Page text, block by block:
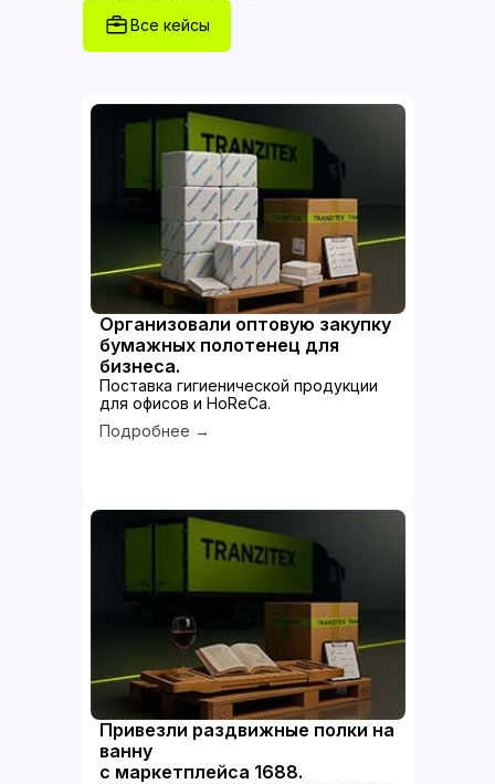
Все кейсы
Организовали оптовую закупку
бумажных полотенец для
бизнеса.
Поставка гигиенической продукции
для офисов и HoReCa.
Подробнее →
Привезли раздвижные полки на
ванну
с маркетплейса 1688.